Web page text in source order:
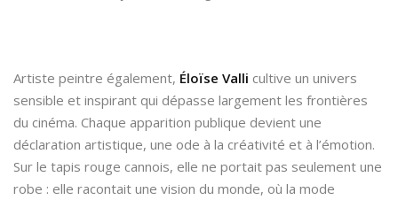
Artiste peintre également, Éloïse Valli cultive un univers
sensible et inspirant qui dépasse largement les frontières
du cinéma. Chaque apparition publique devient une
déclaration artistique, une ode à la créativité et à l’émotion.
Sur le tapis rouge cannois, elle ne portait pas seulement une
robe : elle racontait une vision du monde, où la mode